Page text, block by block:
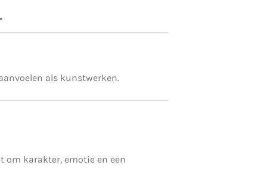
als kunstwerken.
om karakter, emotie en een